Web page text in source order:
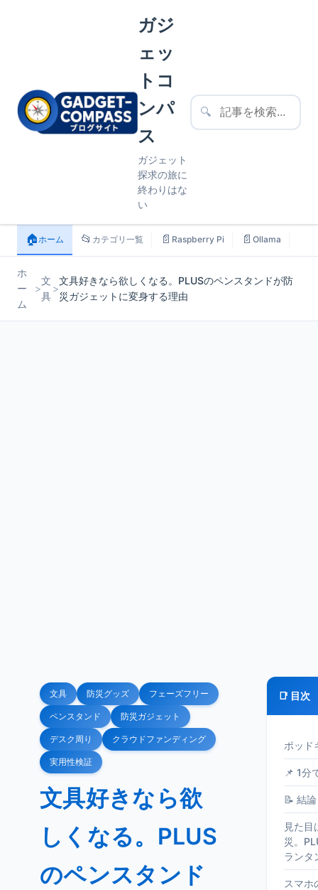
ガジ
ェッ
トコ
ンパ
ス
ガジェット
探求の旅に
終わりはな
い
🔍
🏠ホーム 📂 カテゴリ一覧 📄 Raspberry Pi 📄 Ollama
ホ
ー
ム
>
文
具
>
文具好きなら欲しくなる。PLUSのペンスタンドが防
災ガジェットに変身する理由
文具 防災グッズ フェーズフリー
ペンスタンド 防災ガジェット
デスク周り クラウドファンディング
実用性検証
文具好きなら欲
しくなる。PLUS
のペンスタンド
📑 目次
ポッド
📌 1分
📝 結論
見た目
災。
ランタ
スマホ